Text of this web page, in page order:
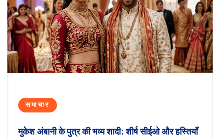
समाचार
मुकेश अंबानी के पुत्र की भव्य शादी: शीर्ष सीईओ और हस्तियाँ